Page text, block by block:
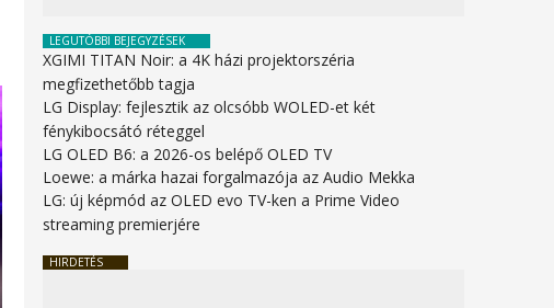
LEGUTÓBBI BEJEGYZÉSEK
XGIMI TITAN Noir: a 4K házi projektorszéria
megfizethetőbb tagja
LG Display: fejlesztik az olcsóbb WOLED-et két
fénykibocsátó réteggel
LG OLED B6: a 2026-os belépő OLED TV
Loewe: a márka hazai forgalmazója az Audio Mekka
LG: új képmód az OLED evo TV-ken a Prime Video
streaming premierjére
HIRDETÉS